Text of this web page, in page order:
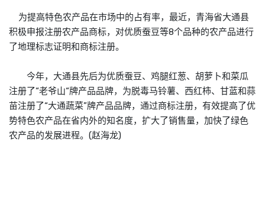
为提高特色农产品在市场中的占有率，最近，青海省大通县
积极申报注册农产品商标，对优质蚕豆等8个品种的农产品进行
了地理标志证明和商标注册。
今年，大通县先后为优质蚕豆、鸡腿红葱、胡萝卜和菜瓜
注册了“老爷山“牌产品品牌，为脱毒马铃薯、西红柿、甘蓝和蒜
苗注册了“大通蔬菜”牌产品品牌，通过商标注册，有效提高了优
势特色农产品在省内外的知名度，扩大了销售量，加快了绿色
农产品的发展进程。(赵海龙)